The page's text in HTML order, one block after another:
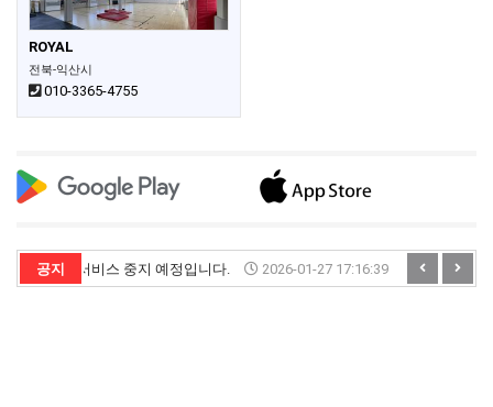
ROYAL
전북-익산시
010-3365-4755
공지
1시~6시 서비스 중지 예정입니다. 2026-01-27 17:16:39 서버 작